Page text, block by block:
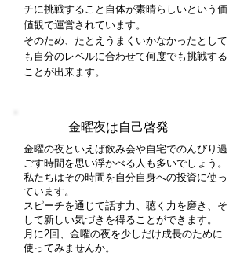
チに挑戦すること自体が素晴らしいという価
値観で運営されています。
そのため、たとえうまくいかなかったとして
も自分のレベルに合わせて何度でも挑戦する
ことが出来ます。
金曜夜は自己啓発
金曜の夜といえば飲み会や自宅でのんびり過
ごす時間を思い浮かべる人も 多いでしょう。
私たちはその時間を自分自身への投資に使っ
ています。
スピーチを通じて話す力、 聴く力を磨き、そ
して新しい気づきを得ることができます。
月に2回、金曜の夜を少しだけ成長のために
使ってみませんか。